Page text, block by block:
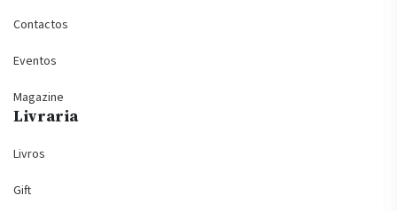
Contactos
Eventos
Magazine
Livraria
Livros
Gift